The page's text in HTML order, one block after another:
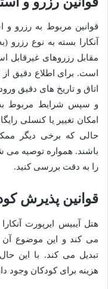
قوانین مربوط به رزرو و
آنکارا بسته به نوع رزرو
مقابل رزروهای غیرقابل
است. برای اطلاع دقیق از
اتاق و تاریخ های دقیق
و سپس شرایط مربوط به
امکان تغییر یا کنسلی
حالی که برخی دیگر
باشند. همواره توصیه می
را به دقت بررسی کنید.
قوانین پذیرش
هتل آیبیس ایرپورت
می کند و این موضوع آن
تبدیل می کند. با این
هزینه برای کودکان وجود